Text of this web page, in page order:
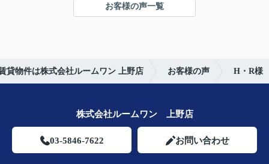
お客様の声一覧
貸物件は株式会社ルームワン 上野店 お客様の声 H・R様
株式会社ルームワン 上野店
03-5846-7622 お問い合わせ